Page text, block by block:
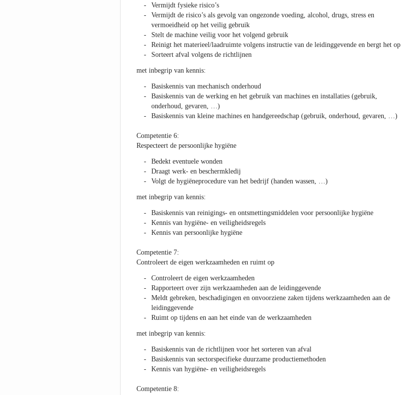
Vermijdt fysieke risico’s
Vermijdt de risico’s als gevolg van ongezonde voeding, alcohol, drugs, stress en
vermoeidheid op het veilig gebruik
Stelt de machine veilig voor het volgend gebruik
Reinigt het materieel/laadruimte volgens instructie van de leidinggevende en bergt het op
Sorteert afval volgens de richtlijnen
met inbegrip van kennis:
Basiskennis van mechanisch onderhoud
Basiskennis van de werking en het gebruik van machines en installaties (gebruik,
onderhoud, gevaren, …)
Basiskennis van kleine machines en handgereedschap (gebruik, onderhoud, gevaren, …)
Competentie 6:
Respecteert de persoonlijke hygiëne
Bedekt eventuele wonden
Draagt werk- en beschermkledij
Volgt de hygiëneprocedure van het bedrijf (handen wassen, …)
met inbegrip van kennis:
Basiskennis van reinigings- en ontsmettingsmiddelen voor persoonlijke hygiëne
Kennis van hygiëne- en veiligheidsregels
Kennis van persoonlijke hygiëne
Competentie 7:
Controleert de eigen werkzaamheden en ruimt op
Controleert de eigen werkzaamheden
Rapporteert over zijn werkzaamheden aan de leidinggevende
Meldt gebreken, beschadigingen en onvoorziene zaken tijdens werkzaamheden aan de
leidinggevende
Ruimt op tijdens en aan het einde van de werkzaamheden
met inbegrip van kennis:
Basiskennis van de richtlijnen voor het sorteren van afval
Basiskennis van sectorspecifieke duurzame productiemethoden
Kennis van hygiëne- en veiligheidsregels
Competentie 8: